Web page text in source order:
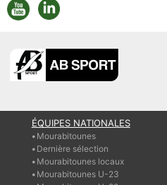
ÉQUIPES NATIONALES
Mourabitounes
Dernière sélection
Mourabitounes locaux
Mourabitounes U-23